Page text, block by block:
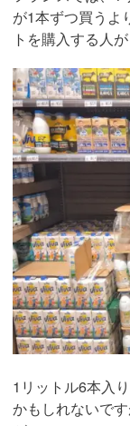
が1本ずつ買うよ
トを購入する人
1リットル6本入
かもしれないで